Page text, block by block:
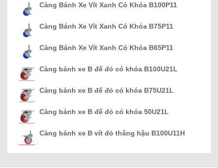
Càng Bánh Xe Vít Xanh Có Khóa B100P11
Càng Bánh Xe Vít Xanh Có Khóa B75P11
Càng Bánh Xe Vít Xanh Có Khóa B65P11
Càng bánh xe B đế đỏ có khóa B100U21L
Càng bánh xe B đế đỏ có khóa B75U21L
Càng bánh xe B đế đỏ có khóa 50U21L
Càng bánh xe B vít đỏ thắng hậu B100U11H